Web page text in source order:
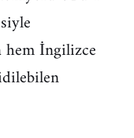
İngilizce